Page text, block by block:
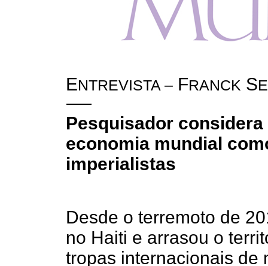
ENTREVISTA – FRANCK S
Pesquisador
economia mundial
imperialistas
Desde o terremoto de
no Haiti e arrasou o
tropas internacionais de